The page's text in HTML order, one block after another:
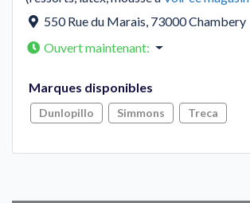
550 Rue du Marais, 73000Chambery
Ouvert maintenant:
Marques disponibles
Dunlopillo Simmons Treca